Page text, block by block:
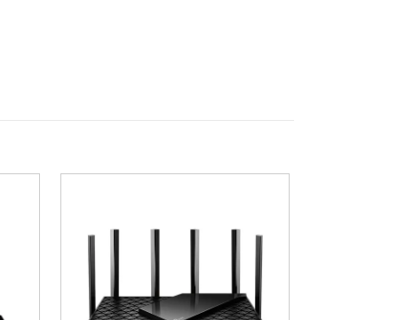
pengarna för användare med flera
elanslutning.
batteridelning.